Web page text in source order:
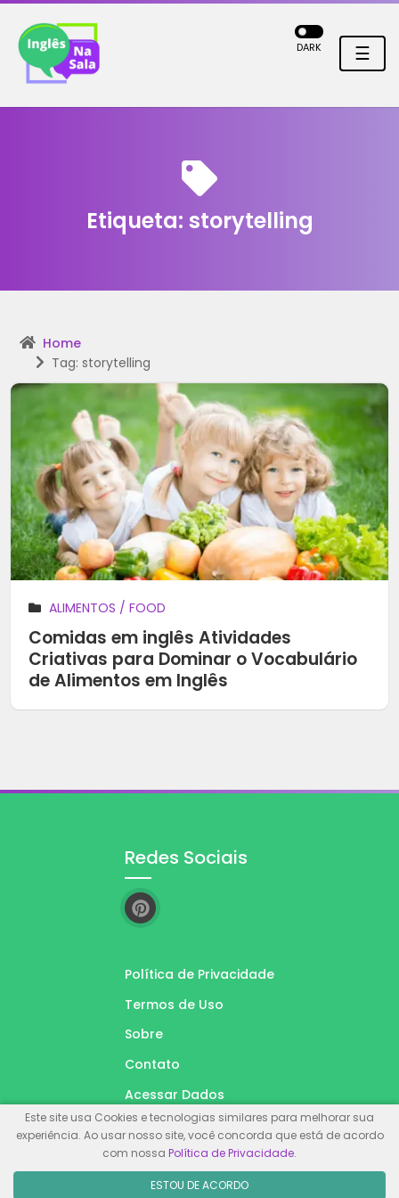
☰
DARK
Etiqueta: storytelling
Home
Tag: storytelling
ALIMENTOS / FOOD
Comidas em inglês Atividades
Criativas para Dominar o Vocabulário
de Alimentos em Inglês
Redes Sociais
Política de Privacidade
Termos de Uso
Sobre
Contato
Acessar Dados
Este site usa Cookies e tecnologias similares para melhorar sua
experiência. Ao usar nosso site, você concorda que está de acordo
com nossa Política de Privacidade.
ESTOU DE ACORDO